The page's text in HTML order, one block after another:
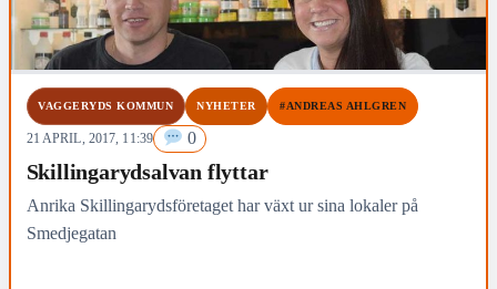
VAGGERYDS KOMMUN NYHETER #ANDREAS AHLGREN
21 APRIL, 2017, 11:39 0
Skillingarydsalvan flyttar
Anrika Skillingarydsföretaget har växt ur sina lokaler på
Smedjegatan